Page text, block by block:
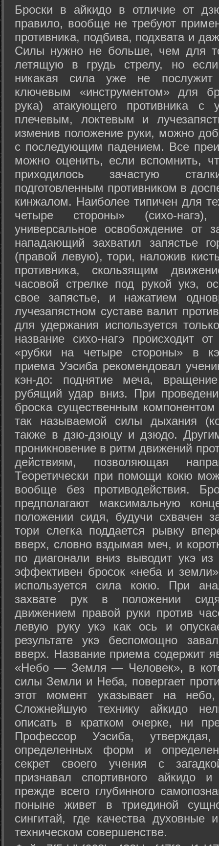
Броски в айкидо в отличие от
правило, вообще не требуют
противника, подбива, подхвата и
Силы нужно не больше, чем для
летящую в грудь стрелу, но
никакая сила уже не
ключевым «инструментом» для
рука) атакующего противника с
плечевым, локтевым и
изменив положение руки, можно
с последующим падением. Все
можно оценить, если вспомнить,
приходилось зачастую
подготовленным противником в
кинжалом. Наиболее типичен для
четыре стороны» (сихо-
универсальное освобождение от
нападающий захватил запястье
(правой левую), тори, наложив
противника, скользящим
часовой стрелке под рукой укэ,
свое запястье, и нажатием
лучезапястном суставе валит
для удержания используется
название сихо-нагэ происходит
«рубки на четыре стороны» в
приема Уэсиба рекомендовал
кэн-до: поднятие меча,
рубящий удар вниз. При
броска существенным компонентом
так называемой силы дыхания
также в дзю-дзюцу и дзюдо.
проникновение в ритм движений
действиям, позволяющая
Теоретически при помощи кокю
вообще без противодействия.
предполагают максимальную
положении сидя, будучи схвачен
тори слегка поддается рывку
вверх, словно вздымая меч, и
по диагонали вниз выводит укэ
эффективен бросок «неба и
используется сила кокю. При
захвате рук в положении
движением правой руки против
левую руку укэ как ось и
результате укэ беспомощно
вверх. Название приема содержит
«Небо — Земля — Человек», в
силы Земли и Неба, повергает
этот момент указывает на
Сложнейшую технику айкидо
описать в кратком очерке, ни
Профессор Уэсиба,
определенных форм и
секрет своего учения с
признавал спортивного айкидо
прежде всего глубинного
поныне живет в триединой
сингитай, где качества духовные
техническом совершенстве.